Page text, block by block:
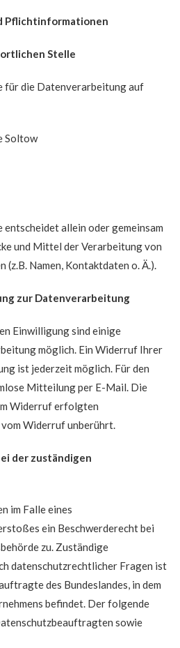
Pflichtinformationen
Stelle
für die Datenverarbeitung auf
Soltow
allein oder gemeinsam
und Mittel der Verarbeitung von
(z.B. Namen, Kontaktdaten o. Ä.).
zur Datenverarbeitung
Einwilligung sind einige
möglich. Ein Widerruf Ihrer
ist jederzeit möglich. Für den
Mitteilung per E-Mail. Die
Widerruf erfolgten
Widerruf unberührt.
der zuständigen
im Falle eines
ein Beschwerderecht bei
zu. Zuständige
datenschutzrechtlicher Fragen ist
des Bundeslandes, in dem
befindet. Der folgende
sowie